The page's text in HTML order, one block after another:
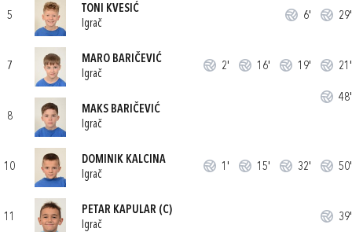
5
TONI KVESIĆ
Igrač
6' 29'
7
MARO BARIČEVIĆ
Igrač
2' 16' 19' 21'
48'
8
MAKS BARIČEVIĆ
Igrač
10
DOMINIK KALCINA
Igrač
1' 15' 32' 50'
11
PETAR KAPULAR (C)
Igrač
39'